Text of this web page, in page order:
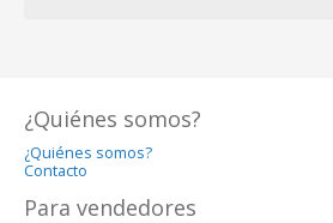
¿Quiénes somos?
¿Quiénes somos?
Contacto
Para vendedores